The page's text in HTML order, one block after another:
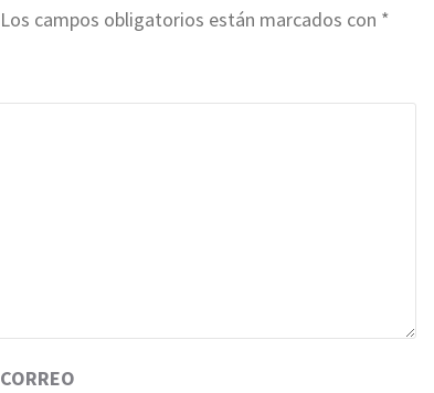
Los campos obligatorios están marcados con *
CORREO